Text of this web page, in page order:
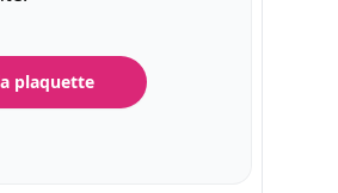
plaquette